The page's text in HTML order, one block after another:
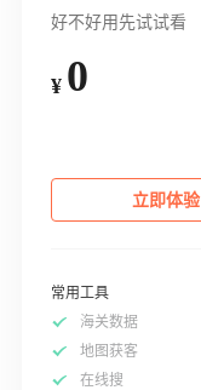
好不好用先试试看
¥ 0
立即体验
常用工具
海关数据
地图获客
在线搜